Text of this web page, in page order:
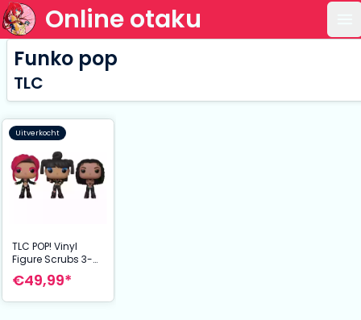
Online otaku
Funko pop
TLC
Uitverkocht
TLC POP! Vinyl
Figure Scrubs 3-
Pack 9 cm
€49,99*